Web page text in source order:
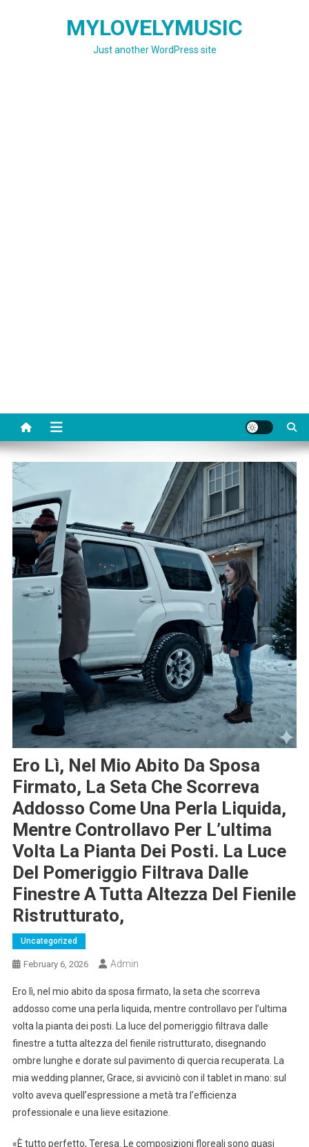
MYLOVELYMUSIC
Just another WordPress site
Ero Lì, Nel Mio Abito Da Sposa
Firmato, La Seta Che Scorreva
Addosso Come Una Perla Liquida,
Mentre Controllavo Per L’ultima
Volta La Pianta Dei Posti. La Luce
Del Pomeriggio Filtrava Dalle
Finestre A Tutta Altezza Del Fienile
Ristrutturato,
Uncategorized
February 6, 2026 Admin
Ero lì, nel mio abito da sposa firmato, la seta che scorreva
addosso come una perla liquida, mentre controllavo per l’ultima
volta la pianta dei posti. La luce del pomeriggio filtrava dalle
finestre a tutta altezza del fienile ristrutturato, disegnando
ombre lunghe e dorate sul pavimento di quercia recuperata. La
mia wedding planner, Grace, si avvicinò con il tablet in mano: sul
volto aveva quell’espressione a metà tra l’efficienza
professionale e una lieve esitazione.
«È tutto perfetto, Teresa. Le composizioni floreali sono quasi